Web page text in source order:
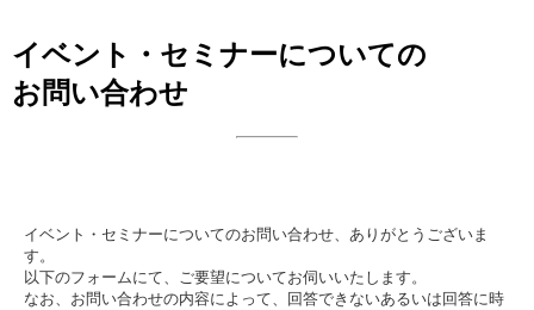
イベント・セミナーについての
お問い合わせ
イベント・セミナーについてのお問い合わせ、ありがとうございま
す。
以下のフォームにて、ご要望についてお伺いいたします。
なお、お問い合わせの内容によって、回答できないあるいは回答に時